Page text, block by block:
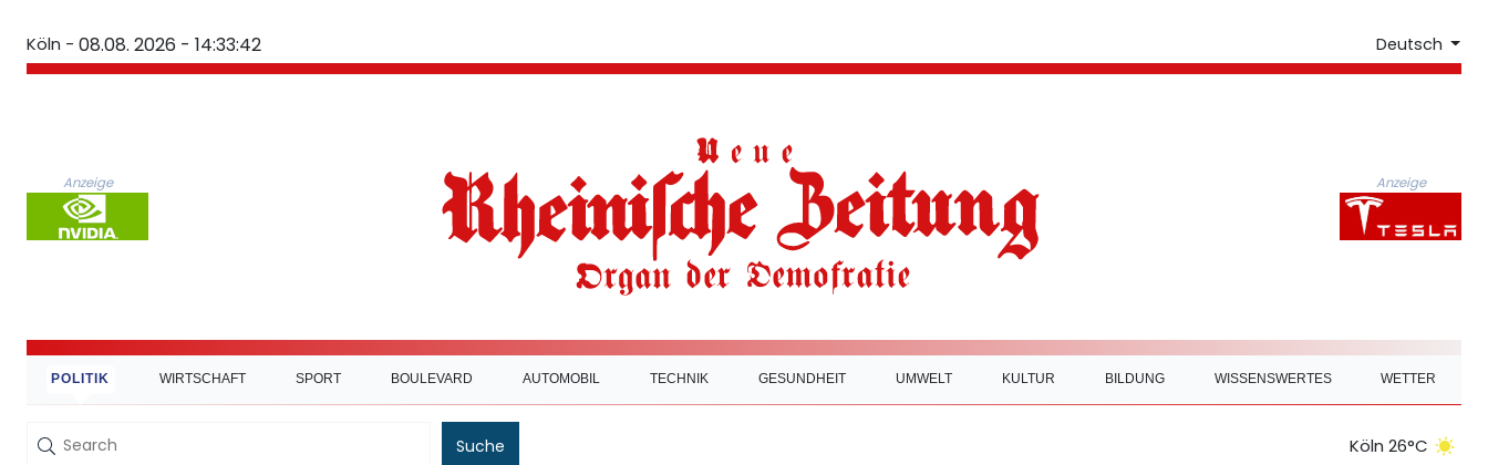
Köln - 08.08. 2026 - 14:33:43 Deutsch
Anzeige Anzeige
POLITIK WIRTSCHAFT SPORT BOULEVARD AUTOMOBIL TECHNIK GESUNDHEIT UMWELT KULTUR BILDUNG WISSENSWERTES WETTER
Suche Köln 26°C